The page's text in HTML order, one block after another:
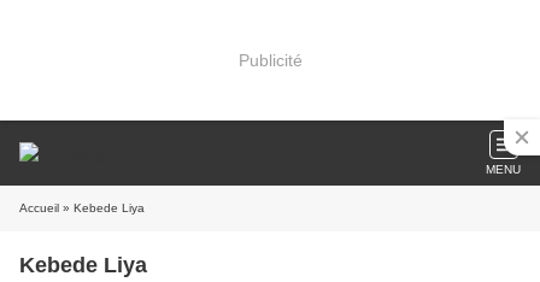
Publicité
MENU
Accueil » Kebede Liya
Kebede Liya